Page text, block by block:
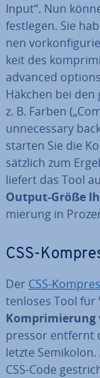
Input“. Nun
festlegen. Sie
nen
keit des
advanced
Häkchen bei
z. B. Farben
un­neces­sa­ry
starten Sie die
sätz­lich zum
liefert das Tool
Output-Größe
mie­rung in
CSS-
Der CSS-
ten­lo­ses Tool für
Kom­pri­mie­rung
pres­sor entfernt
letzte
CSS-Code